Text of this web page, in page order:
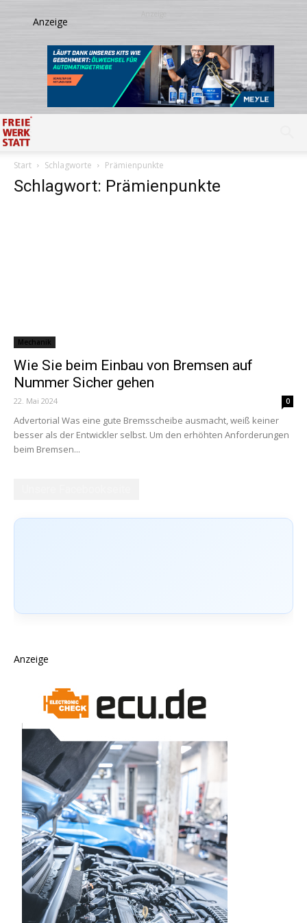
Start Schlagworte Prämienpunkte
Schlagwort: Prämienpunkte
Mechanik
Wie Sie beim Einbau von Bremsen auf
Nummer Sicher gehen
22. Mai 2024 0
Advertorial Was eine gute Bremsscheibe ausmacht, weiß keiner
besser als der Entwickler selbst. Um den erhöhten Anforderungen
beim Bremsen...
Anzeige